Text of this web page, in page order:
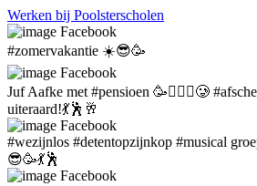
Werken bij Poolsterscholen
Facebook
#zomervakantie ☀️😎🥳
Facebook
Juf Aafke met #pensioen 🥳🙋🏼‍♀️🥲
uiteraard!💃🕺🥂
Facebook
#wezijnlos #detentopzijnkop #musical
😎🥳💃🕺
Facebook